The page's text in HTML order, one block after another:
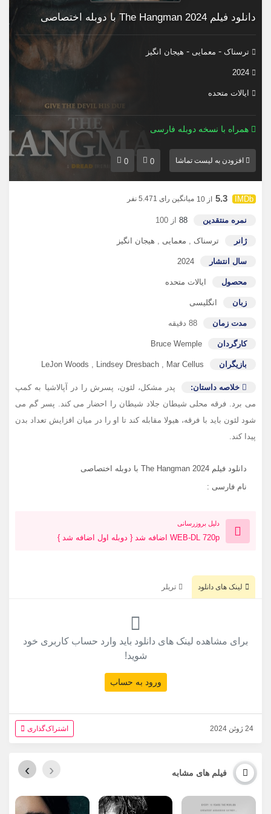
دانلود فیلم The Hangman 2024 با دوبله اختصاصی
ترسناک - معمایی - هیجان انگیز
2024
ایالات متحده
همراه با نسخه دوبله فارسی
افزودن به لیست تماشا 0
0
5.3 از 10 میانگین رای 5.471 نفر
نمره منتقدین 88 از 100
ژانر ترسناک , معمایی , هیجان انگیز
سال انتشار 2024
محصول ایالات متحده
زبان انگلیسی
مدت زمان 88 دقیقه
کارگردان Bruce Wemple
بازیگران LeJon Woods , Lindsey Dresbach , Mar Cellus
خلاصه داستان:
پدر مشکل، لئون، پسرش را در آپالاشیا به کمپ
می برد. فرقه محلی شیطان جلاد شیطان را احضار می کند. پسر گم می
شود لئون باید با فرقه، هیولا مقابله کند تا او را در میان افزایش تعداد بدن
پیدا کند.
دانلود فیلم The Hangman 2024 با دوبله اختصاصی
نام فارسی :
دلیل بروزرسانی
WEB-DL 720p اضافه شد { دوبله اول اضافه شد }
لینک های دانلود تریلر
برای مشاهده لینک های دانلود باید وارد حساب کاربری خود
شوید!
ورود به حساب
24 ژوئن 2024 اشتراک‌گذاری
فیلم های مشابه ‹
›